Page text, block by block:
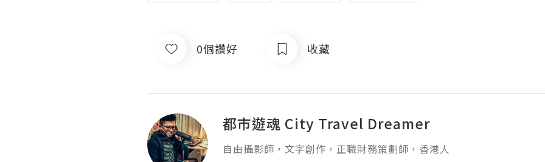
0個讚好 收藏
都市遊魂 City Travel Dreamer
自由攝影師，文字創作，正職財務策劃師，香港人